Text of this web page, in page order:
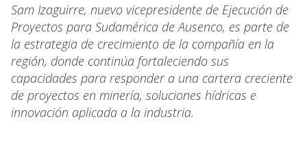
Sam Izaguirre, nuevo vicepresidente de Ejecución de
Proyectos para Sudamérica de Ausenco, es parte de
la estrategia de crecimiento de la compañía en la
región, donde continúa fortaleciendo sus
capacidades para responder a una cartera creciente
de proyectos en minería, soluciones hídricas e
innovación aplicada a la industria.